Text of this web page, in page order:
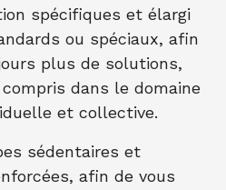
spécifiques et élargi
ou spéciaux, afin
plus de solutions,
dans le domaine
et collective.
sédentaires et
afin de vous